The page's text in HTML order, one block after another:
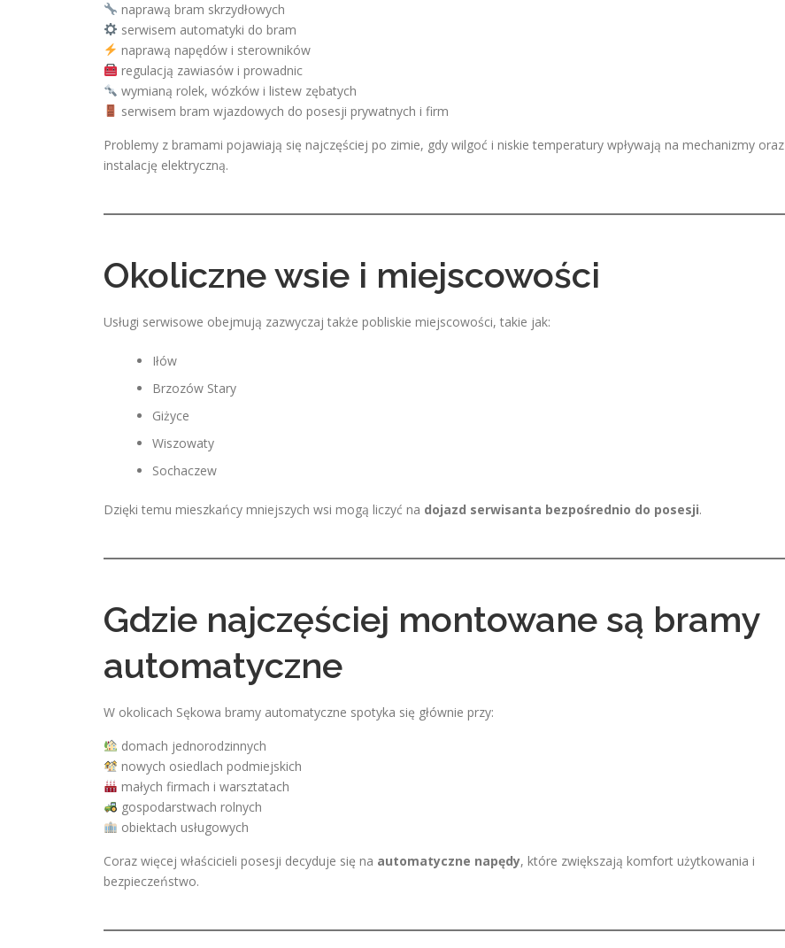
naprawą bram skrzydłowych
serwisem automatyki do bram
naprawą napędów i sterowników
regulacją zawiasów i prowadnic
wymianą rolek, wózków i listew zębatych
serwisem bram wjazdowych do posesji prywatnych i firm
Problemy z bramami pojawiają się najczęściej po zimie, gdy wilgoć i niskie temperatury wpływają na mechanizmy oraz
instalację elektryczną.
Okoliczne wsie i miejscowości
Usługi serwisowe obejmują zazwyczaj także pobliskie miejscowości, takie jak:
Iłów
Brzozów Stary
Giżyce
Wiszowaty
Sochaczew
Dzięki temu mieszkańcy mniejszych wsi mogą liczyć na dojazd serwisanta bezpośrednio do posesji.
Gdzie najczęściej montowane są bramy
automatyczne
W okolicach Sękowa bramy automatyczne spotyka się głównie przy:
domach jednorodzinnych
nowych osiedlach podmiejskich
małych firmach i warsztatach
gospodarstwach rolnych
obiektach usługowych
Coraz więcej właścicieli posesji decyduje się na automatyczne napędy, które zwiększają komfort użytkowania i
bezpieczeństwo.